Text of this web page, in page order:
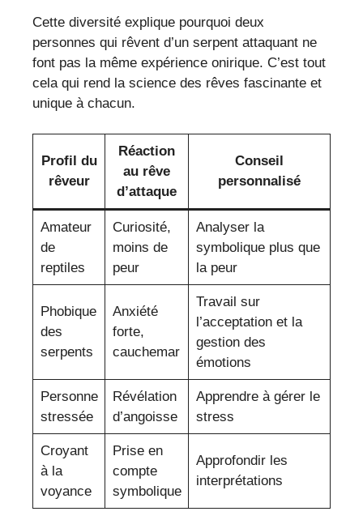
Cette diversité explique pourquoi deux
personnes qui rêvent d’un serpent attaquant ne
font pas la même expérience onirique. C’est tout
cela qui rend la science des rêves fascinante et
unique à chacun.
Profil du
rêveur
Réaction
au rêve
d’attaque
Conseil
personnalisé
Amateur
de
reptiles
Curiosité,
moins de
peur
Analyser la
symbolique plus que
la peur
Phobique
des
serpents
Anxiété
forte,
cauchemar
Travail sur
l’acceptation et la
gestion des
émotions
Personne
stressée
Révélation
d’angoisse
Apprendre à gérer le
stress
Croyant
à la
voyance
Prise en
compte
symbolique
Approfondir les
interprétations